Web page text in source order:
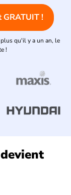
GRATUIT !
plus qu'il y a un an, le
!